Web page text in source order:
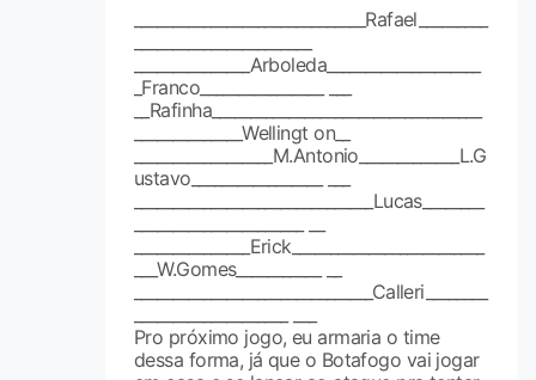
______________________________Rafael_________
_______________Arboleda____________________
_Franco________________ ___
__Rafinha___________________________________
______________Wellingt on__
__________________M.Antonio_____________L.G
ustavo_________________ ___
_______________________________Lucas________
_______________Erick_________________________
___W.Gomes___________ __
_______________________________Calleri________
Pro próximo jogo, eu armaria o time
dessa forma, já que o Botafogo vai jogar